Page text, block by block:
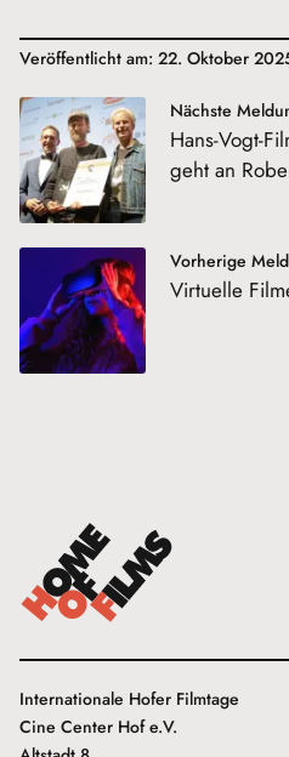
Veröffentlicht am: 22. Oktober
Nächste
Hans-Vogt-
geht an
Vorherige
Virtuelle
Internationale Hofer Filmtage
Cine Center Hof e.V.